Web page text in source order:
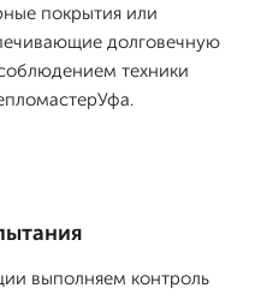
покрытия или
долговечную
техники
выполняем контроль